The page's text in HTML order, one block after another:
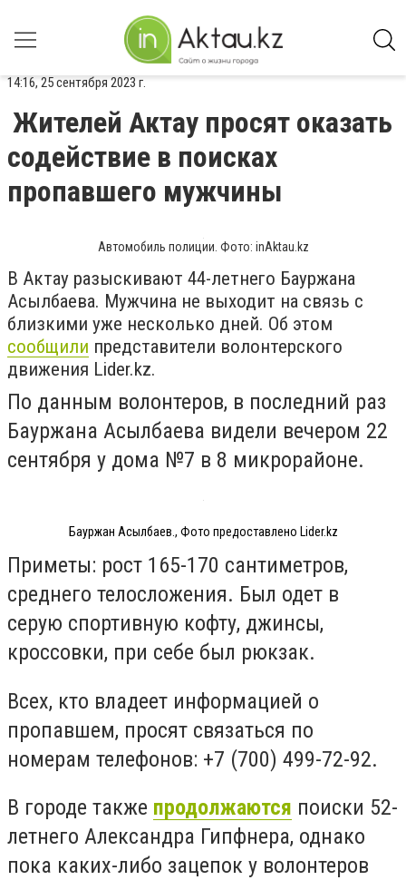
14:16, 25 сентября 2023 г.
Жителей Актау просят оказать
содействие в поисках
пропавшего мужчины
Автомобиль полиции. Фото: inAktau.kz
В Актау разыскивают 44-летнего Бауржана
Асылбаева. Мужчина не выходит на связь с
близкими уже несколько дней. Об этом
сообщили представители волонтерского
движения Lider.kz.
По данным волонтеров, в последний раз
Бауржана Асылбаева видели вечером 22
сентября у дома №7 в 8 микрорайоне.
Бауржан Асылбаев., Фото предоставлено Lider.kz
Приметы: рост 165-170 сантиметров,
среднего телосложения. Был одет в
серую спортивную кофту, джинсы,
кроссовки, при себе был рюкзак.
Всех, кто владеет информацией о
пропавшем, просят связаться по
номерам телефонов: +7 (700) 499-72-92.
В городе также продолжаются поиски 52-
летнего Александра Гипфнера, однако
пока каких-либо зацепок у волонтеров